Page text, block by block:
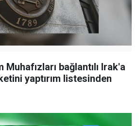
bağlantılı Irak'a
yaptırım listesinden